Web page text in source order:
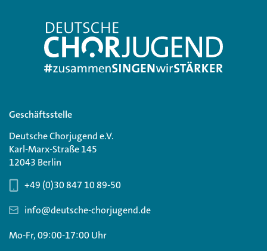
Geschäftsstelle
Deutsche Chorjugend e.V.
Karl-Marx-Straße 145
12043 Berlin
+49 (0)30 847 10 89-50
info@deutsche-chorjugend.de
Mo-Fr, 09:00-17:00 Uhr